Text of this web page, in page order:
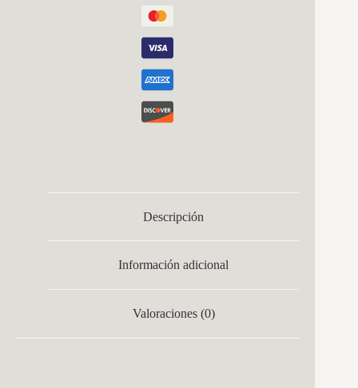
Descripción
Información adicional
Valoraciones (0)